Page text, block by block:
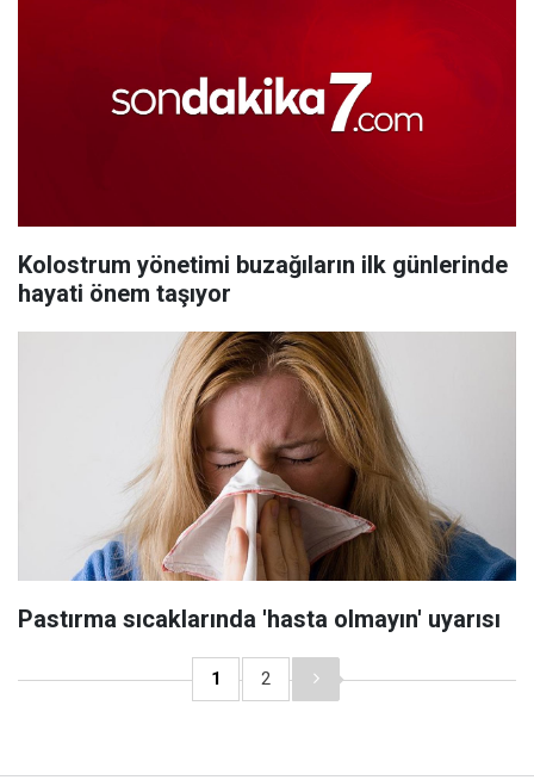
Kolostrum yönetimi buzağıların ilk günlerinde
hayati önem taşıyor
Pastırma sıcaklarında 'hasta olmayın' uyarısı
1 2